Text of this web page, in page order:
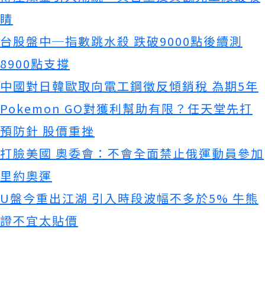
睛
台股盤中─指數跳水殺 跌破9000點後續測
8900點支撐
中國對日韓歐取向電工鋼徵反傾銷稅 為期5年
Pokemon GO對獲利幫助有限？任天堂先打
預防針 股價重挫
打臉美國 奧委會：不會全面禁止俄運動員參加
里約奧運
U盤今重出江湖 引入時段波幅不多於5% 牛熊
證不宜太貼價